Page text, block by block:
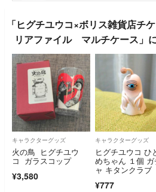
「ヒグチユウコ×ボリス雑貨店チ
リアファイル マルチケース」
キャラクターグッズ
火の鳥 ヒグチユウ
コ ガラスコップ
¥3,580
キャラクターグッズ
ヒグチユウコ ひ
めちゃん １個 ガ
ャ キタンクラブ
¥777